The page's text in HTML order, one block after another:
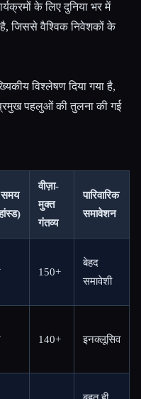
के लिए दुनिया भर में
जिससे वैश्विक निवेशकों के
विश्लेषण दिया गया है,
पहलुओं की तुलना की गई
समय
वीज़ा-
मुक्त
गंतव्य
पारिवारिक
समावेशन
150+
बेहद
समावेशी
140+ इनक्लूसिव